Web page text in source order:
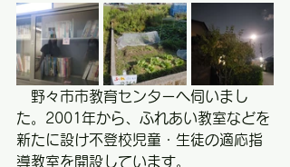
野々市市教育センターへ伺いまし
た。2001年から、ふれあい教室などを
新たに設け不登校児童・生徒の適応指
導教室を開設しています。